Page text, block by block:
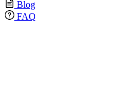
Blog
FAQ